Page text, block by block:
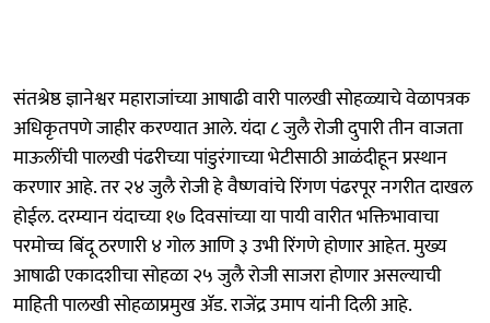
संतश्रेष्ठ ज्ञानेश्वर महाराजांच्या आषाढी वारी पालखी सोहळ्याचे वेळापत्रक
अधिकृतपणे जाहीर करण्यात आले. यंदा ८ जुलै रोजी दुपारी तीन वाजता
माऊलींची पालखी पंढरीच्या पांडुरंगाच्या भेटीसाठी आळंदीहून प्रस्थान
करणार आहे. तर २४ जुलै रोजी हे वैष्णवांचे रिंगण पंढरपूर नगरीत दाखल
होईल. दरम्यान यंदाच्या १७ दिवसांच्या या पायी वारीत भक्तिभावाचा
परमोच्च बिंदू ठरणारी ४ गोल आणि ३ उभी रिंगणे होणार आहेत. मुख्य
आषाढी एकादशीचा सोहळा २५ जुलै रोजी साजरा होणार असल्याची
माहिती पालखी सोहळाप्रमुख ॲड. राजेंद्र उमाप यांनी दिली आहे.